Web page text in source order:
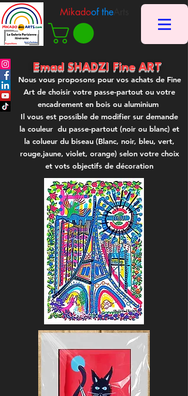
Mikadoof theArts
Emad SHADZI Fine ART
Nous vous proposons pour vos achats de Fine
Art de choisir votre passe-partout ou votre
encadrement en bois ou aluminium
Il vous est possible de modifier sur demande
la couleur du passe-partout (noir ou blanc) et
la colueur du biseau (Blanc, noir, bleu, vert,
rouge,jaune, violet, orange) selon votre choix
et vots objectifs de décoration